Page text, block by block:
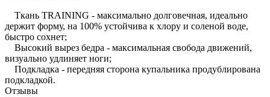
Ткань TRAINING - максимально долговечная, идеально
держит форму, на 100% устойчива к хлору и соленой воде,
быстро сохнет;
Высокий вырез бедра - максимальная свобода движений,
визуально удлиняет ноги;
Подкладка - передняя сторона купальника продублирована
подкладкой.
Отзывы